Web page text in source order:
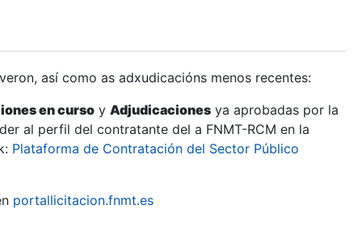
así como as adxudicacións menos recentes:
en curso y Adjudicaciones ya aprobadas por la
al perfil del contratante del a FNMT-RCM en la
Plataforma de Contratación del Sector Público
portallicitacion.fnmt.es